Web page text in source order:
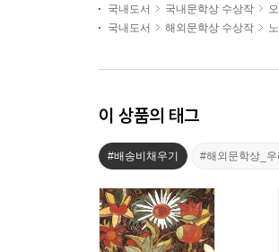
국내도서 국내문학상 수상작
국내도서
해외문학상 수상작
이 상품의 태그
#배송비채우기 #해외문학상_